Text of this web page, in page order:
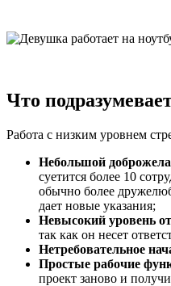
Что
Работа с низким уровнем
Небольшой
суетится более 10
обычно более
дает новые указания;
Невысокий уровень
так как он несет
Нетребовательное
Простые рабочие
проект заново и